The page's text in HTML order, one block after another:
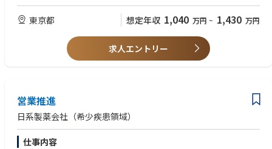
で、移動や時間の制約に縛られず、多くの医師へスピーディかつ効
率的なプロモーションを展開することが可能です。
ルマーケターとともに、医師とのコミュニケーションの最前線からプロ
ジェクトの成功を⽀えます。
私たちは医療技術（ヘルステック）企業です。私たちは「すべての人々が
重要である」という信念に基づいて組織全体を構築し、世界中の全ての
人々が私たちに相応しい質の高い医療にアクセスできるようになるまで、
立ち止まることはありません。
一生をかけられる仕事をしましょう。人々の健やかな人生のために。
能力を有すること
・プログラムマネジメントおよびポートフォリオマネジメントへの理解が
あること
・Windowsオペレーティングシステム、およびOutlook、Word、Excel、
Visio、PowerPointを含むMicrosoft Officeアプリケーションの実務知識が
あること（必須）
■日本語：流暢 ※日本語で会話、読み、書きに抵抗がない方
東京都 想定年収 1,040 万円 ~ 1,430 万円
求人エントリー
営業推進
日系製薬会社（希少疾患領域）
仕事内容